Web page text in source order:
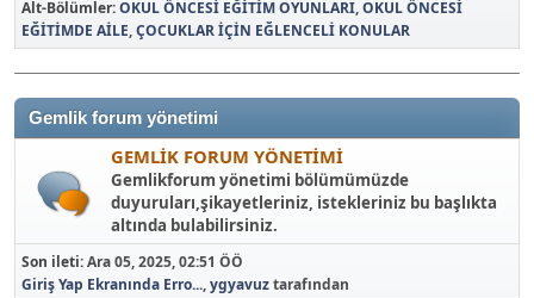
Alt-Bölümler OKUL ÖNCESİ EĞİTİM OYUNLARI OKUL ÖNCESİ
EĞİTİMDE AİLE ÇOCUKLAR İÇİN EĞLENCELİ KONULAR
Gemlik forum yönetimi
GEMLİK FORUM YÖNETİMİ
Gemlikforum yönetimi bölümümüzde
duyuruları,şikayetleriniz, istekleriniz bu başlıkta
altında bulabilirsiniz.
Son ileti:Ara 05, 2025, 02:51 ÖÖ
Giriş Yap Ekranında Erro...,ygyavuztarafından